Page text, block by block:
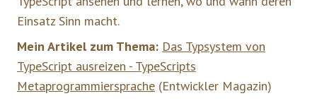
Einsatz Sinn macht.
Mein Artikel zum Thema: Das Typsystem von
TypeScript ausreizen - TypeScripts
Metaprogrammiersprache (Entwickler Magazin)